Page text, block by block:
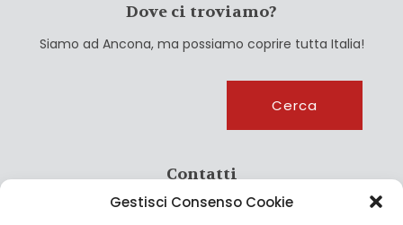
Gestisci Consenso Cookie
Dove ci troviamo?
Siamo ad Ancona, ma possiamo coprire tutta Italia!
Cerca
Contatti
info@culturagroalimentare.com